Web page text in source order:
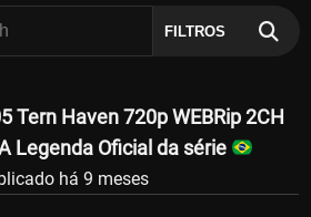
FILTROS
Tern Haven 720p WEBRip 2CH
Legenda Oficial da série
há 9 meses